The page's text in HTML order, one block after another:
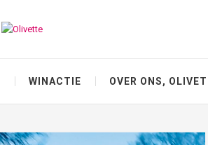
WINACTIE OVER ONS,